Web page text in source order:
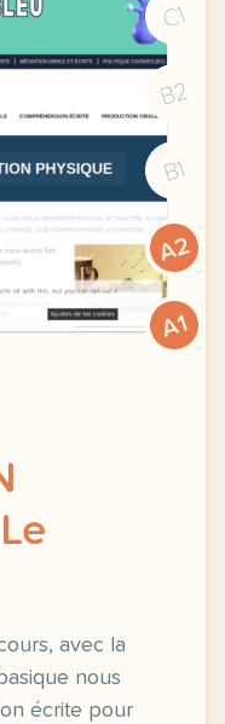
C1
B2
B1
A2
A1
avec la
nous
écrite pour